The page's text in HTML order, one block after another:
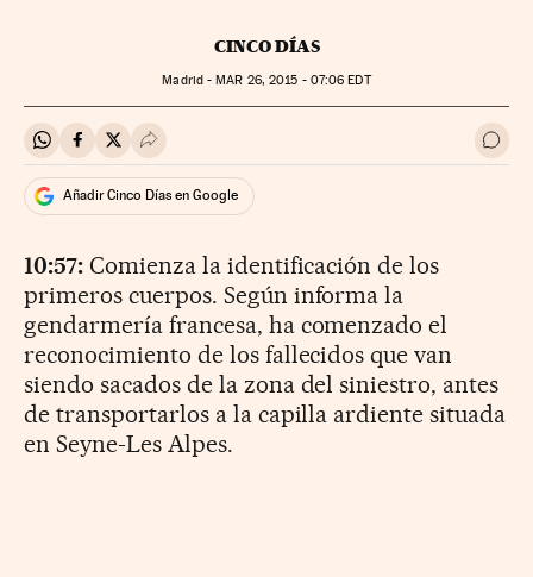
CINCO DÍAS
Madrid -MAR 26, 2015 - 07:06 EDT
Compartir en Whatsapp
Compartir en Facebook
Compartir en Twitter
Desplegar Redes Sociales Ir a
Añadir Cinco Días en Google
10:57:Comienza la identificación de los
primeros cuerpos. Según informa la
gendarmería francesa, ha comenzado el
reconocimiento de los fallecidos que van
siendo sacados de la zona del siniestro, antes
de transportarlos a la capilla ardiente situada
en Seyne-Les Alpes.